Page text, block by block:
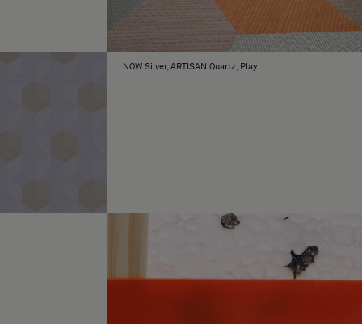
NOW Silver, ARTISAN Quartz, Play